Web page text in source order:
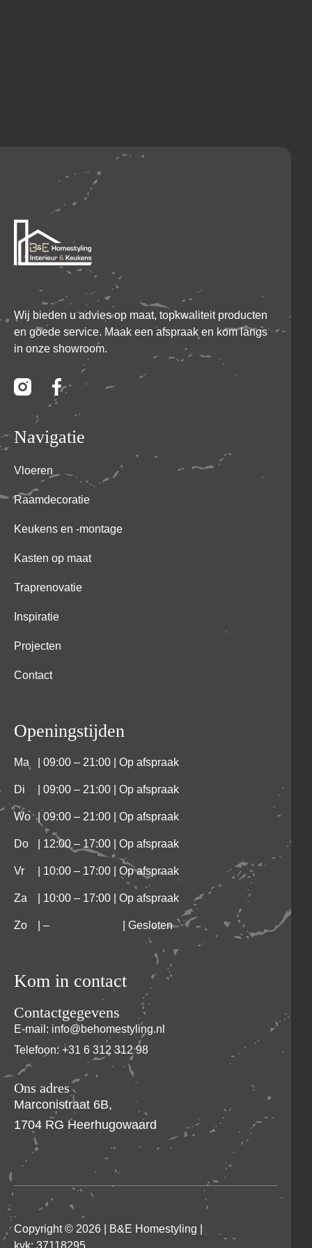
Wij bieden u advies op maat, topkwaliteit producten
en goede service. Maak een afspraak en kom langs
in onze showroom.
Navigatie
Vloeren
Raamdecoratie
Keukens en -montage
Kasten op maat
Traprenovatie
Inspiratie
Projecten
Contact
Openingstijden
Ma | 09:00 – 21:00 | Op afspraak
Di | 09:00 – 21:00 | Op afspraak
Wo | 09:00 – 21:00 | Op afspraak
Do | 12:00 – 17:00 | Op afspraak
Vr | 10:00 – 17:00 | Op afspraak
Za | 10:00 – 17:00 | Op afspraak
Zo – | Gesloten
Kom in contact
Ons adres
Marconistraat 6B,
1704 RG Heerhugowaard
Telefoon: +31 6 312 312 98
Contactgegevens
E-mail: info@behomestyling.nl
Copyright © 2026 | B&E Homestyling
kvk: 37118295